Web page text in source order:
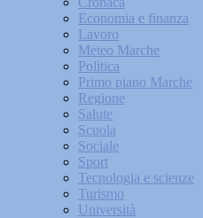
Economia e finanza
Lavoro
Meteo Marche
Politica
Primo piano Marche
Regione
Salute
Scuola
Sociale
Sport
Tecnologia e scienze
Turismo
Università